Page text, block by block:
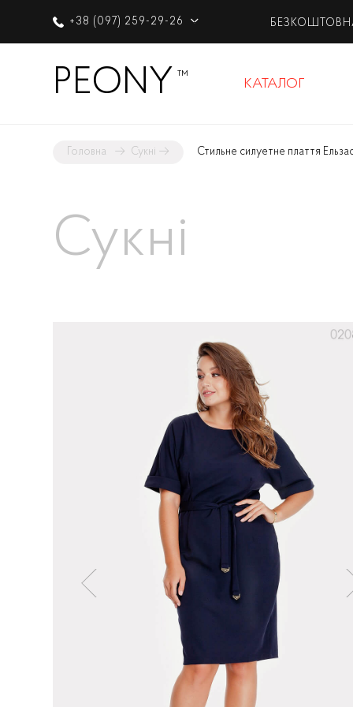
+38 (097) 259-29-26
PEONY ™ КАТАЛОГ
Головна → Сукні → Стильне силуетне плаття
Сукні